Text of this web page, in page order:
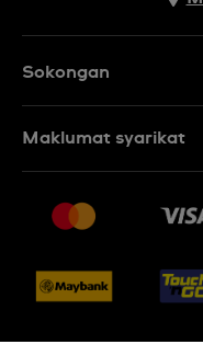
Sokongan
Syarat Jualan
Maklumat syarikat
Pekerjaan